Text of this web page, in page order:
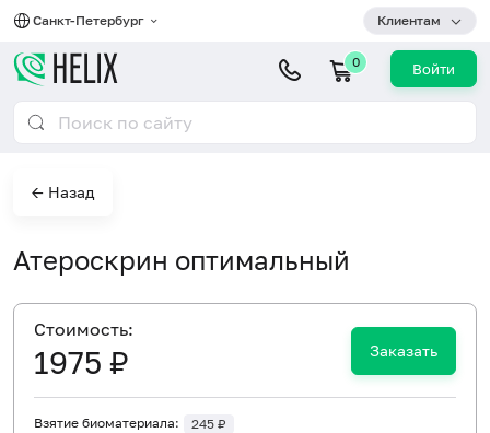
Санкт-Петербург Клиентам
0 Войти
← Назад
Атероскрин оптимальный
Cтоимость:
1975 ₽ Заказать
Взятие биоматериала: 245 ₽